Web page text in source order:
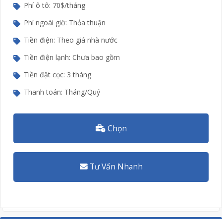
Phí ô tô: 70$/tháng
Phí ngoài giờ: Thỏa thuận
Tiền điện: Theo giá nhà nước
Tiền điện lạnh: Chưa bao gồm
Tiền đặt cọc: 3 tháng
Thanh toán: Tháng/Quý
Chọn
Tư Vấn Nhanh